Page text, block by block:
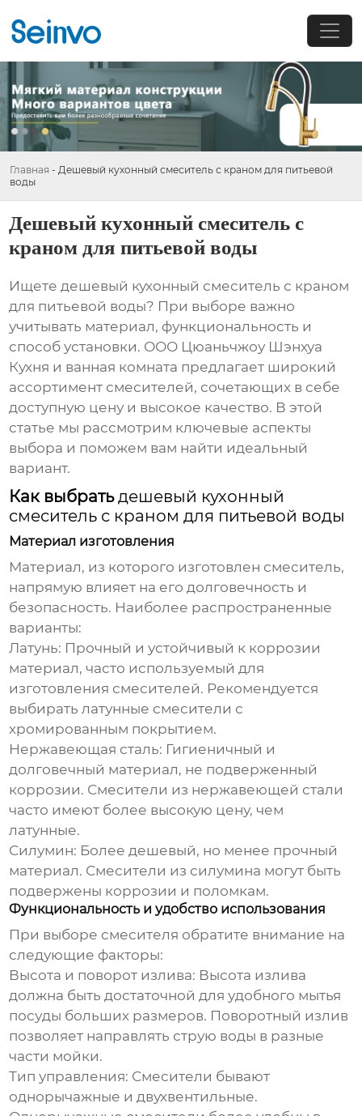
Главная - Дешевый кухонный смеситель с краном для питьевой
воды
Дешевый кухонный смеситель с
краном для питьевой воды
Ищетедешевый кухонный смеситель с краном
для питьевой воды? При выборе важно
учитывать материал, функциональность и
способ установки. ООО Цюаньчжоу Шэнхуа
Кухня и ванная комната предлагает широкий
ассортимент смесителей, сочетающих в себе
доступную цену и высокое качество. В этой
статье мы рассмотрим ключевые аспекты
выбора и поможем вам найти идеальный
вариант.
Как выбратьдешевый кухонный
смеситель с краном для питьевой воды
Материал изготовления
Материал, из которого изготовлен смеситель,
напрямую влияет на его долговечность и
безопасность. Наиболее распространенные
варианты:
Латунь: Прочный и устойчивый к коррозии
материал, часто используемый для
изготовления смесителей. Рекомендуется
выбирать латунные смесители с
хромированным покрытием.
Нержавеющая сталь: Гигиеничный и
долговечный материал, не подверженный
коррозии. Смесители из нержавеющей стали
часто имеют более высокую цену, чем
латунные.
Силумин: Более дешевый, но менее прочный
материал. Смесители из силумина могут быть
подвержены коррозии и поломкам.
Функциональность и удобство использования
При выборе смесителя обратите внимание на
следующие факторы:
Высота и поворот излива: Высота излива
должна быть достаточной для удобного мытья
посуды больших размеров. Поворотный излив
позволяет направлять струю воды в разные
части мойки.
Тип управления: Смесители бывают
однорычажные и двухвентильные.